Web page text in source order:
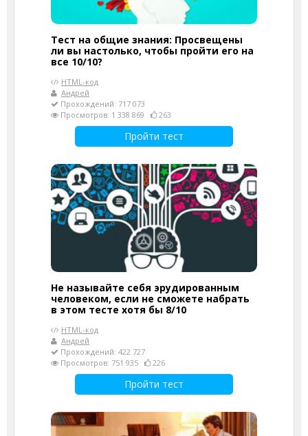
Тест на общие знания: Просвещены
ли вы настолько, чтобы пройти его на
все 10/10?
HTML-код
Андрей
Прохождений: 717 073
Просмотров: 1 338 869
263
Пройти тест
Не называйте себя эрудированным
человеком, если не сможете набрать
в этом тесте хотя бы 8/10
HTML-код
Андрей
Прохождений: 422 727
Просмотров: 751 935
226
Пройти тест